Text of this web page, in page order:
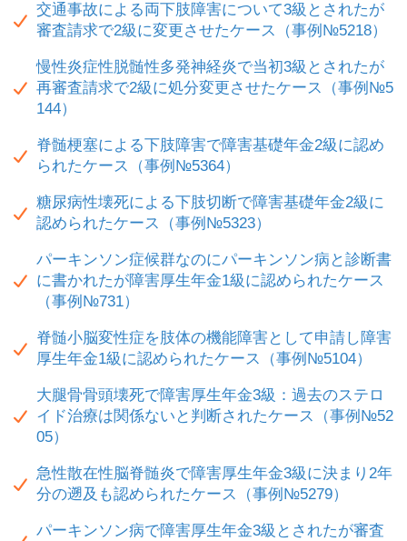
交通事故による両下肢障害について3級とされたが
審査請求で2級に変更させたケース（事例№5218）
慢性炎症性脱髄性多発神経炎で当初3級とされたが
再審査請求で2級に処分変更させたケース（事例№5
144）
脊髄梗塞による下肢障害で障害基礎年金2級に認め
られたケース（事例№5364）
糖尿病性壊死による下肢切断で障害基礎年金2級に
認められたケース（事例№5323）
パーキンソン症候群なのにパーキンソン病と診断書
に書かれたが障害厚生年金1級に認められたケース
（事例№731）
脊髄小脳変性症を肢体の機能障害として申請し障害
厚生年金1級に認められたケース（事例№5104）
大腿骨骨頭壊死で障害厚生年金3級：過去のステロ
イド治療は関係ないと判断されたケース（事例№52
05）
急性散在性脳脊髄炎で障害厚生年金3級に決まり2年
分の遡及も認められたケース（事例№5279）
パーキンソン病で障害厚生年金3級とされたが審査